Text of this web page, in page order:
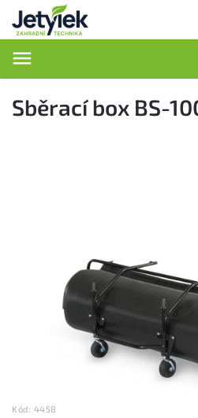
Sběrací box BS-
Kód: 4458